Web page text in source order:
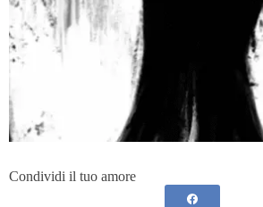
Condividi il tuo amore